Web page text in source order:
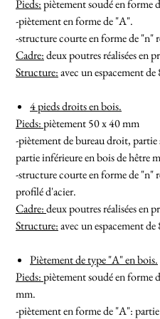
Pieds:piètement soudé en forme
-piètement en forme de "A".
-structure courte en forme de "n"
Cadre:deux poutres réalisées en
Structure:avec un espacement
4 pieds droits en bois.
Pieds:piètement 50 x 40 mm
-piètement de bureau droit, partie
partie inférieure en bois de hêtre
-structure courte en forme de "n"
profilé d'acier.
Cadre:deux poutres réalisées en
Structure:avec un espacement
Piètement de type "A" en bois.
Pieds:piètement soudé en forme
mm.
-piètement en forme de "A":